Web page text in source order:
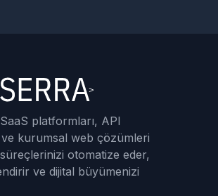
platformları, API
kurumsal web çözümleri
otomatize eder,
ve dijital büyümenizi